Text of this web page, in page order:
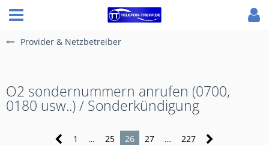
Provider & Netzbetreiber
O2 sondernummern anrufen (0700,
0180 usw..) / Sonderkündigung
1 … 25 26 27 … 227